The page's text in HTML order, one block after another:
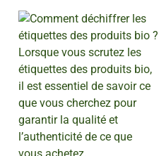
Lorsque vous scrutez les
étiquettes des produits bio,
il est essentiel de savoir ce
que vous cherchez pour
garantir la qualité et
l’authenticité de ce que